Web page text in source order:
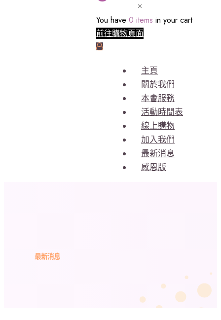
主頁
關於我們
本會服務
活動時間表
線上購物
加入我們
最新消息
感恩版
You have 0 items in your cart
前往購物頁面
最新消息